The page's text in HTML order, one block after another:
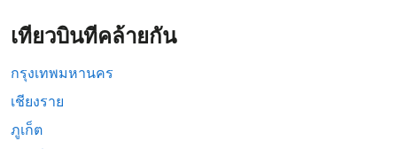
เที่ยวบินที่คล้ายกัน
กรุงเทพมหานคร
เชียงราย
ภูเก็ต